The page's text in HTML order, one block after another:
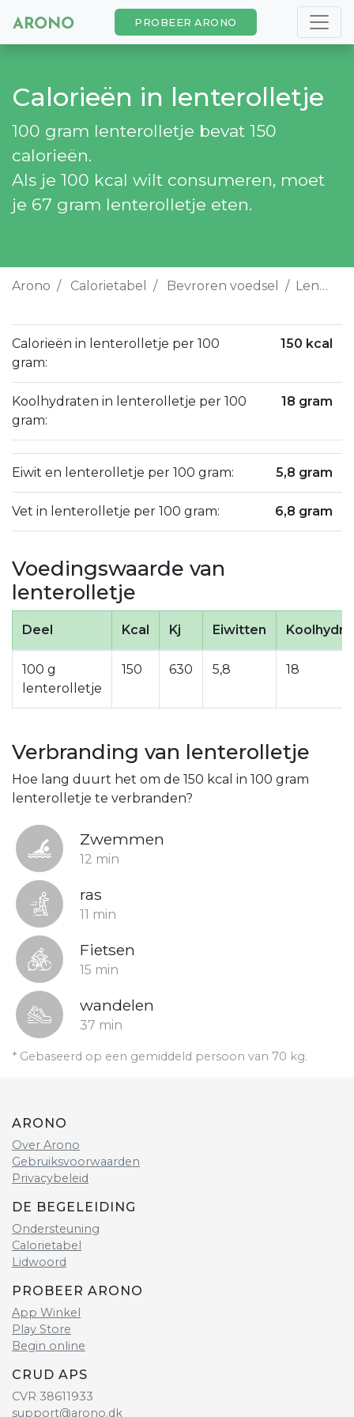
PROBEER ARONO
Calorieën in lenterolletje
100 gram lenterolletje bevat 150
calorieën.
Als je 100 kcal wilt consumeren, moet
je 67 gram lenterolletje eten.
Arono Calorietabel Bevroren voedsel Lenterolletje
Calorieën in lenterolletje per 100
gram:
150 kcal
Koolhydraten in lenterolletje per 100
gram:
18 gram
Eiwit en lenterolletje per 100 gram: 5,8 gram
Vet in lenterolletje per 100 gram: 6,8 gram
Voedingswaarde van
lenterolletje
Deel Kcal Kj Eiwitten
100 g
lenterolletje
150 630 5,8 18
Verbranding van lenterolletje
Hoe lang duurt het om de 150 kcal in 100 gram
lenterolletje te verbranden?
Zwemmen
12 min
ras
11 min
Fietsen
15 min
wandelen
37 min
* Gebaseerd op een gemiddeld persoon van 70 kg.
ARONO
Over Arono
Gebruiksvoorwaarden
Privacybeleid
DE BEGELEIDING
Ondersteuning
Calorietabel
Lidwoord
PROBEER ARONO
App Winkel
Play Store
Begin online
CRUD APS
CVR 38611933
support@arono.dk